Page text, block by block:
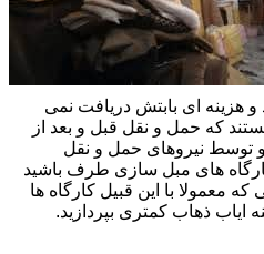
و هزینه ای بابتش دریافت نمی
که حمل و نقل قبل و بعد از
و توسط نیروهای حمل و نقل
های مبل سازی طرف باشید
معمولا با این قبیل کارگاه ها
ایاب ذهاب کمتری بپردازید.